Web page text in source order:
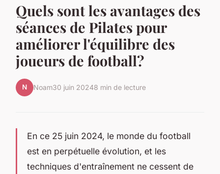
Quels sont les avantages des
séances de Pilates pour
améliorer l'équilibre des
joueurs de football?
N Noam30 juin 20248 min de lecture
En ce 25 juin 2024, le monde du football
est en perpétuelle évolution, et les
techniques d'entraînement ne cessent de